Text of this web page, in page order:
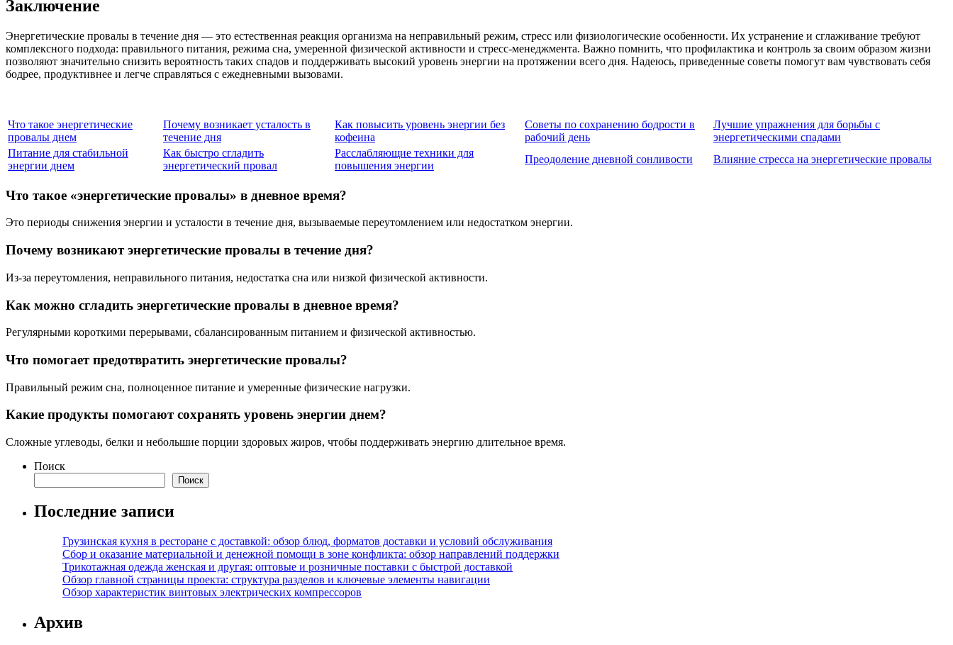
Заключение
Энергетические провалы в течение дня — это естественная реакция организма на неправильный режим, стресс или физиологические особенности. Их устранение и сглаживание требуют
комплексного подхода: правильного питания, режима сна, умеренной физической активности и стресс-менеджмента. Важно помнить, что профилактика и контроль за своим образом жизни
позволяют значительно снизить вероятность таких спадов и поддерживать высокий уровень энергии на протяжении всего дня. Надеюсь, приведенные советы помогут вам чувствовать себя
бодрее, продуктивнее и легче справляться с ежедневными вызовами.
Что такое энергетические
провалы днем
Почему возникает усталость в
течение дня
Как повысить уровень энергии без
кофеина
Советы по сохранению бодрости в
рабочий день
Лучшие упражнения для борьбы с
энергетическими спадами
Питание для стабильной
энергии днем
Как быстро сгладить
энергетический провал
Расслабляющие техники для
повышения энергии
Преодоление дневной сонливости Влияние стресса на энергетические провалы
Что такое «энергетические провалы» в дневное время?
Это периоды снижения энергии и усталости в течение дня, вызываемые переутомлением или недостатком энергии.
Почему возникают энергетические провалы в течение дня?
Из-за переутомления, неправильного питания, недостатка сна или низкой физической активности.
Как можно сгладить энергетические провалы в дневное время?
Регулярными короткими перерывами, сбалансированным питанием и физической активностью.
Что помогает предотвратить энергетические провалы?
Правильный режим сна, полноценное питание и умеренные физические нагрузки.
Какие продукты помогают сохранять уровень энергии днем?
Сложные углеводы, белки и небольшие порции здоровых жиров, чтобы поддерживать энергию длительное время.
Поиск
Поиск
Последние записи
Грузинская кухня в ресторане с доставкой: обзор блюд, форматов доставки и условий обслуживания
Сбор и оказание материальной и денежной помощи в зоне конфликта: обзор направлений поддержки
Трикотажная одежда женская и другая: оптовые и розничные поставки с быстрой доставкой
Обзор главной страницы проекта: структура разделов и ключевые элементы навигации
Обзор характеристик винтовых электрических компрессоров
Архив